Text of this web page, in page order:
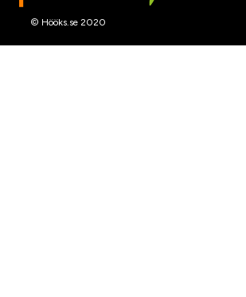
© Hööks.se 2020